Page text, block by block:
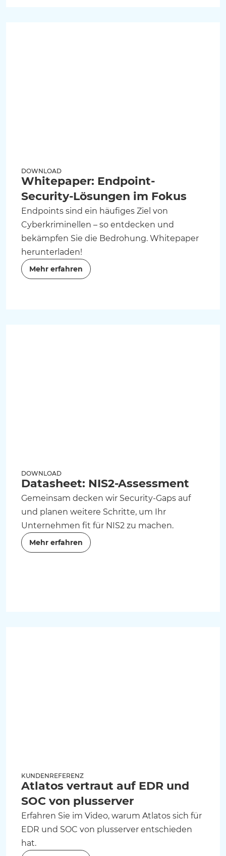
DOWNLOAD
Whitepaper: Endpoint-
Security-Lösungen im Fokus
Endpoints sind ein häufiges Ziel von
Cyberkriminellen – so entdecken und
bekämpfen Sie die Bedrohung. Whitepaper
herunterladen!
Mehr erfahren
DOWNLOAD
Datasheet: NIS2-Assessment
Gemeinsam decken wir Security-Gaps auf
und planen weitere Schritte, um Ihr
Unternehmen fit für NIS2 zu machen.
Mehr erfahren
KUNDENREFERENZ
Atlatos vertraut auf EDR und
SOC von plusserver
Erfahren Sie im Video, warum Atlatos sich für
EDR und SOC von plusserver entschieden
hat.